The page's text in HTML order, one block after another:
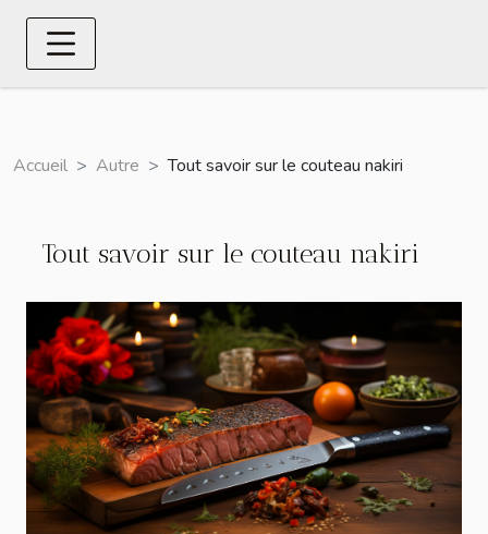
Accueil Autre Tout savoir sur le couteau nakiri
Tout savoir sur le couteau nakiri